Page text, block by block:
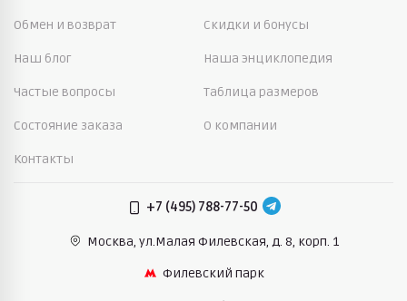
Обмен и возврат Скидки и бонусы
Наш блог Наша энциклопедия
Частые вопросы Таблица размеров
Состояние заказа О компании
Контакты
+7 (495) 788-77-50
Москва, ул.Малая Филевская, д. 8, корп. 1
Филевский парк